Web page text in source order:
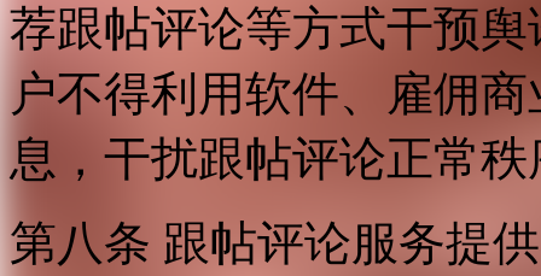
荐跟帖评论等方式干预
户不得利用软件、雇佣
息，干扰跟帖评论正常
第八条 跟帖评论服务提